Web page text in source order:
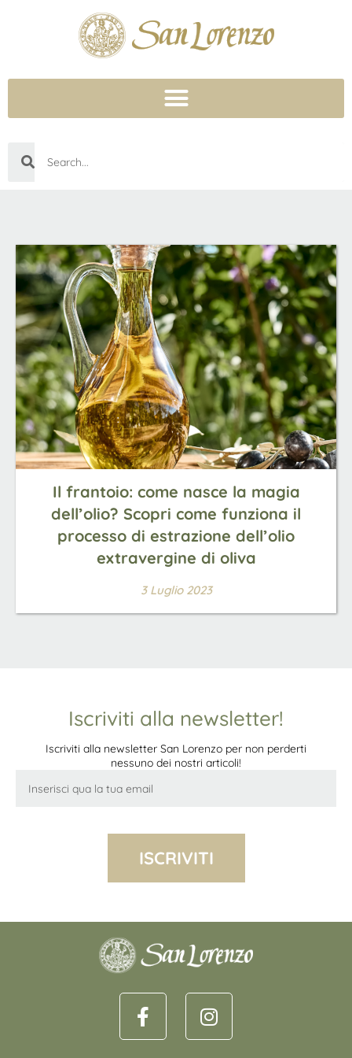
Il frantoio: come nasce la magia
dell’olio? Scopri come funziona il
processo di estrazione dell’olio
extravergine di oliva
3 Luglio 2023
Iscriviti alla newsletter!
Iscriviti alla newsletter San Lorenzo per non perderti
nessuno dei nostri articoli!
ISCRIVITI